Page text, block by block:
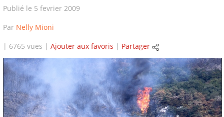
Publié le 5 fevrier 2009
Par Nelly Mioni
| 6765 vues | Ajouter aux favoris | Partager